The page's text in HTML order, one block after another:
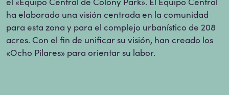
ha elaborado una visión centrada en la comunidad
para esta zona y para el complejo urbanístico de 208
acres. Con el fin de unificar su visión, han creado los
«Ocho Pilares» para orientar su labor.